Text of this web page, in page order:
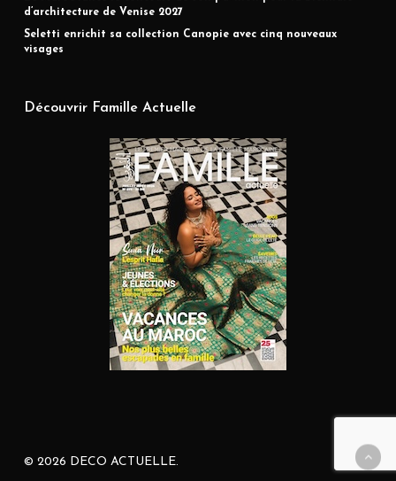
d’architecture de Venise 2027
Seletti enrichit sa collection Canopie avec cinq nouveaux
visages
Découvrir Famille Actuelle
© 2026 DECO ACTUELLE.